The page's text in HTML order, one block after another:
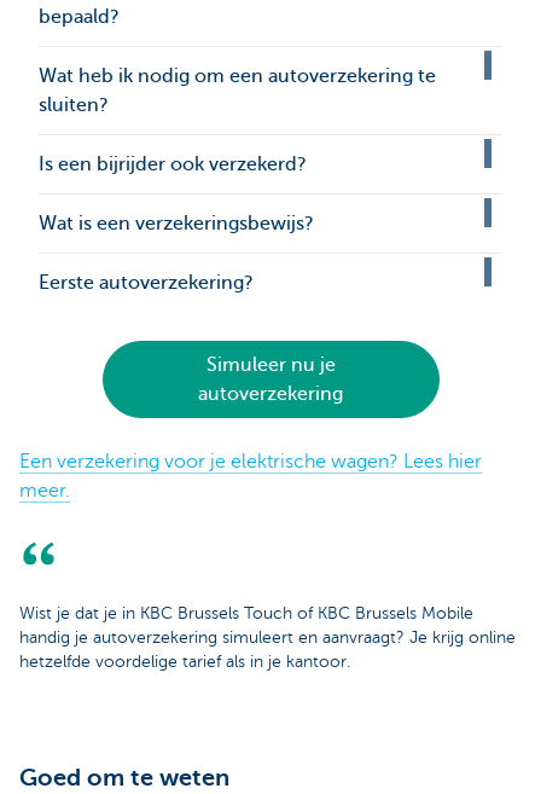
bepaald?
Wat heb ik nodig om een autoverzekering te
sluiten?
Is een bijrijder ook verzekerd?
Wat is een verzekeringsbewijs?
Eerste autoverzekering?
Simuleer nu je
autoverzekering
Een verzekering voor je elektrische wagen? Lees hier
meer.
Wist je dat je in KBC Brussels Touch of KBC Brussels Mobile
handig je autoverzekering simuleert en aanvraagt? Je krijg online
hetzelfde voordelige tarief als in je kantoor.
Goed om te weten